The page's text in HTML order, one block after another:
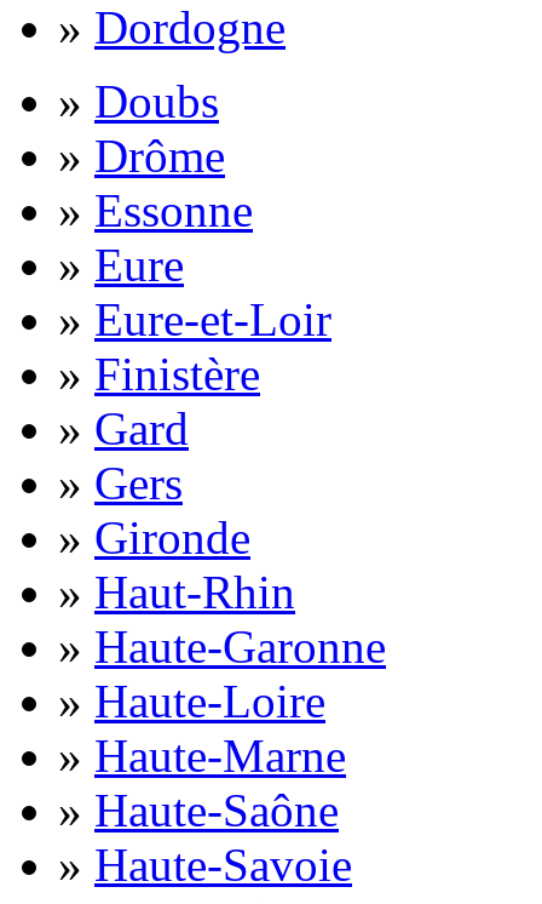
» Dordogne
» Doubs
» Drôme
» Essonne
» Eure
» Eure-et-Loir
» Finistère
» Gard
» Gers
» Gironde
» Haut-Rhin
» Haute-Garonne
» Haute-Loire
» Haute-Marne
» Haute-Saône
» Haute-Savoie